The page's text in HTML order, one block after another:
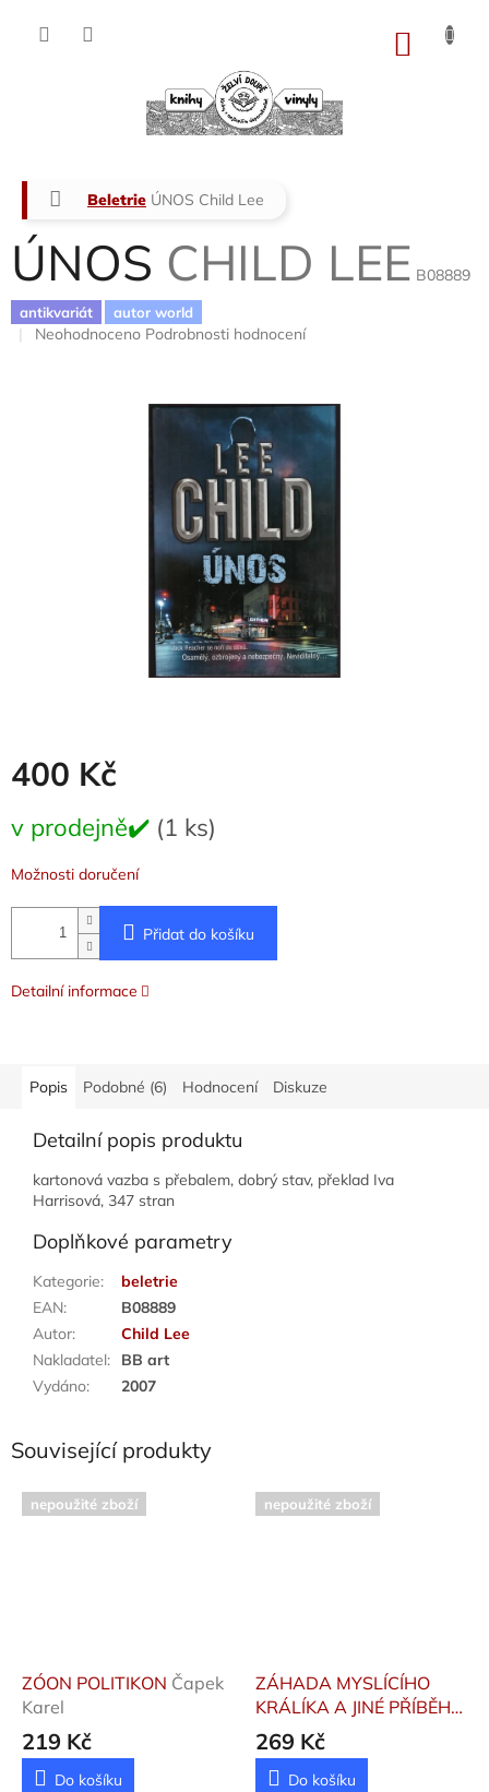
Domů
Beletrie ÚNOS Child Lee
ÚNOS CHILD LEE B08889
antikvariát autor world
Průměrné
Neohodnoceno Podrobnosti hodnocení
400 Kč
cena:
v prodejně✔️ (1 ks)
Možnosti doručení
Přidat do košíku
Detailní informace
Popis Podobné (6) Hodnocení Diskuze
Detailní popis produktu
kartonová vazba s přebalem, dobrý stav, překlad Iva
Harrisová, 347 stran
Doplňkové parametry
Kategorie:
beletrie
EAN:
B08889
Autor:
Child Lee
Nakladatel:
BB art
Vydáno: 2007
Související produkty
nepoužité zboží
ZÓON POLITIKON Čapek
Karel
219 Kč
Do košíku
nepoužité zboží
ZÁHADA MYSLÍCÍHO
KRÁLÍKA A JINÉ PŘÍBĚHY
Lispectorová Clarice
269 Kč
Do košíku